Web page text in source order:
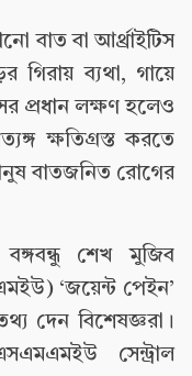
বাত বা আর্থ্রাইটিস
গিরায় ব্যথা, গায়ে
প্রধান লক্ষণ হলেও
ক্ষতিগ্রস্ত করতে
বাতজনিত রোগের
শেখ মুজিব
‘জয়েন্ট পেইন’
দেন বিশেষজ্ঞরা।
সেন্ট্রাল